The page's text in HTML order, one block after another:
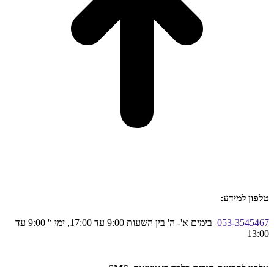
טלפון למידע:
053-3545467
בימים א'- ה' בין השעות 9:00 עד 17:00, ימי ו' 9:00 עד
13:00